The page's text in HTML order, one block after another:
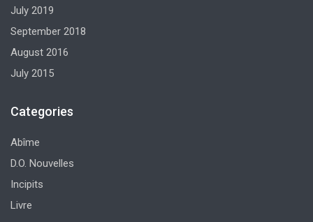
July 2019
September 2018
August 2016
July 2015
Categories
Abîme
D.O. Nouvelles
Incipits
Livre